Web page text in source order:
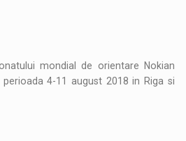
mondial de orientare Nokian
4-11 august 2018 in Riga si